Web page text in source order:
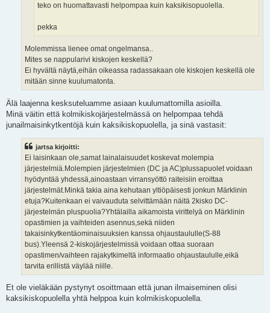
teko on huomattavasti helpompaa kuin kaksikisopuolella.
pekka
Molemmissa lienee omat ongelmansa..
Mites se nappularivi kiskojen keskellä?
Ei hyvältä näytä,eihän oikeassa radassakaan ole kiskojen keskellä ole
mitään sinne kuulumatonta.
Älä laajenna kesksuteluamme asiaan kuulumattomilla asioilla.
Minä väitin että kolmikiskojärjestelmässä on helpompaa tehdä
junailmaisinkytkentöjä kuin kaksikiskopuolella, ja sinä vastasit:
jartsa kirjoitti:
Ei laisinkaan ole,samat lainalaisuudet koskevat molempia
järjestelmiä.Molempien järjestelmien (DC ja AC)plussapuolet voidaan
hyödyntää yhdessä,ainoastaan virransyöttö raiteisiin eroittaa
järjestelmät.Minkä takia aina kehutaan yltiöpäisesti jonkun Märklinin
etuja?Kuitenkaan ei vaivauduta selvittämään näitä 2kisko DC-
järjestelmän pluspuolia?Yhtälailla aikamoista virittelyä on Märklinin
opastimien ja vaihteiden asennus,sekä niiden
takaisinkytkentäominaisuuksien kanssa ohjaustaululle(S-88
bus).Yleensä 2-kiskojärjestelmissä voidaan ottaa suoraan
opastimen/vaihteen rajakytkimeltä informaatio ohjaustaululle,eikä
tarvita erillistä väylää niille.
Et ole vieläkään pystynyt osoittmaan että junan ilmaiseminen olisi
kaksikiskopuolella yhtä helppoa kuin kolmikiskopuolella.